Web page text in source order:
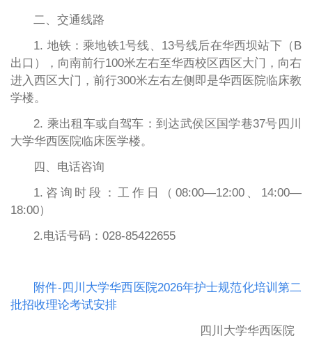
二、交通线路
1. 地铁：乘地铁1号线、13号线后在华西坝站下（B
出口），向南前行100米左右至华西校区西区大门，向右
进入西区大门，前行300米左右左侧即是华西医院临床教
学楼。
2. 乘出租车或自驾车：到达武侯区国学巷37号四川
大学华西医院临床医学楼。
四、电话咨询
1.咨询时段：工作日（08:00—12:00、14:00—
18:00）
2.电话号码：028-85422655
附件-四川大学华西医院2026年护士规范化培训第二
批招收理论考试安排
四川大学华西医院